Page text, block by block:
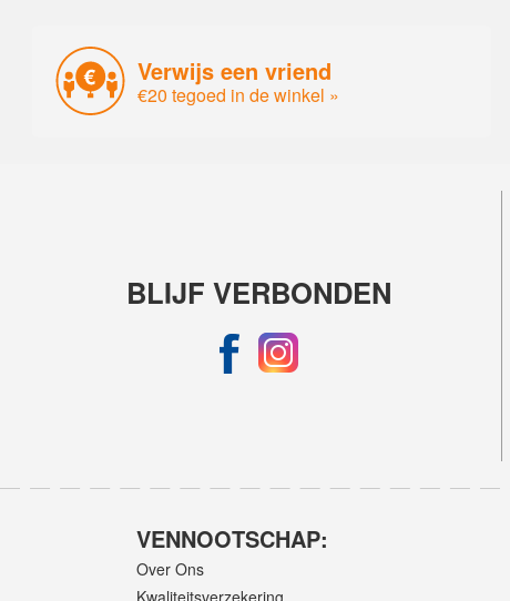
Verwijs een vriend
€20 tegoed in de winkel »
BLIJF VERBONDEN
VENNOOTSCHAP:
Over Ons